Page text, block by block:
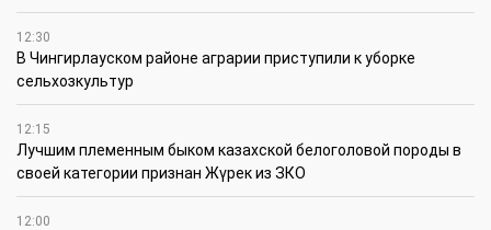
12:30
В Чингирлауском районе аграрии приступили к уборке
сельхозкультур
12:15
Лучшим племенным быком казахской белоголовой породы в
своей категории признан Жүрек из ЗКО
12:00